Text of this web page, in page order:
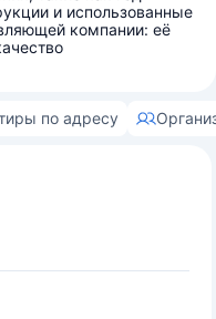
и использованные
компании: её
по адресу